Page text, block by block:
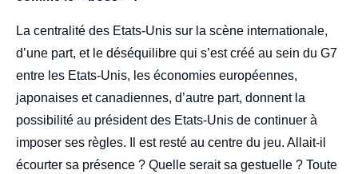
La centralité des Etats-Unis sur la scène internationale,
d’une part, et le déséquilibre qui s’est créé au sein du G7
entre les Etats-Unis, les économies européennes,
japonaises et canadiennes, d’autre part, donnent la
possibilité au président des Etats-Unis de continuer à
imposer ses règles. Il est resté au centre du jeu. Allait-il
écourter sa présence ? Quelle serait sa gestuelle ? Toute